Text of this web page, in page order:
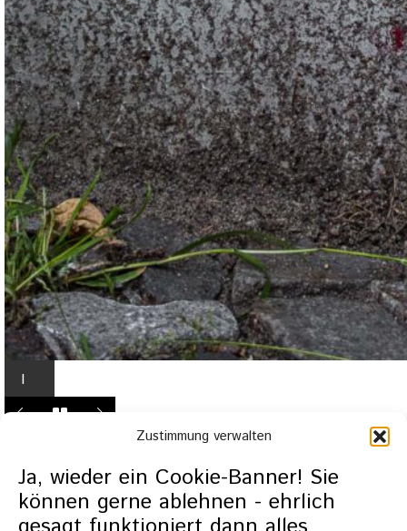
Zustimmung verwalten
Ja, wieder ein Cookie-Banner! Sie
können gerne ablehnen - ehrlich
I
n
g
h
t